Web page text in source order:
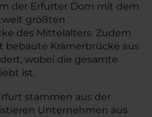
der Erfurter Dom mit dem
größten
des Mittelalters. Zudem
Krämerbrücke aus
wobei die gesamte
ist.
stammen aus der
Unternehmen aus